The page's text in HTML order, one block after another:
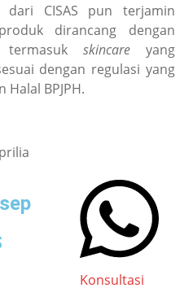
dari CISAS pun terjamin
dirancang dengan
skincare yang
dengan regulasi yang
BPJPH.
Konsultasi